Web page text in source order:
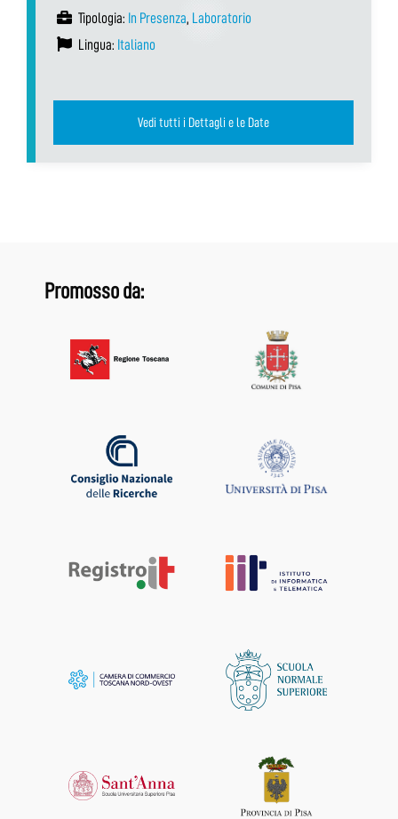
Tipologia: In Presenza, Laboratorio
Lingua: Italiano
Vedi tutti i Dettagli e le Date
Promosso da: